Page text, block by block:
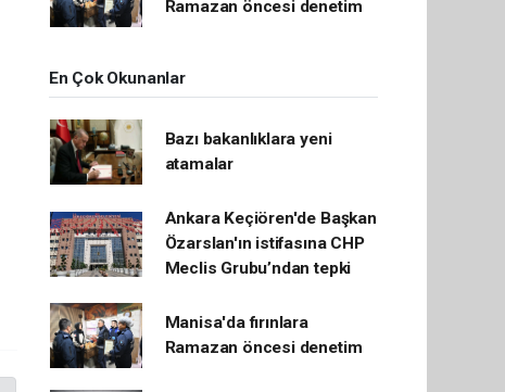
Ramazan öncesi denetim
En Çok Okunanlar
Bazı bakanlıklara yeni
atamalar
Ankara Keçiören'de Başkan
Özarslan'ın istifasına CHP
Meclis Grubu’ndan tepki
Manisa'da fırınlara
Ramazan öncesi denetim